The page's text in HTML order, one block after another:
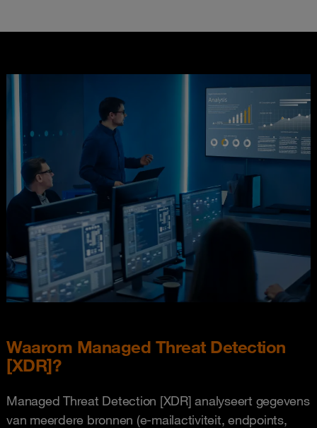
Waarom Managed Threat Detection
[XDR]?
Managed Threat Detection [XDR] analyseert gegevens
van meerdere bronnen (e-mailactiviteit, endpoints,